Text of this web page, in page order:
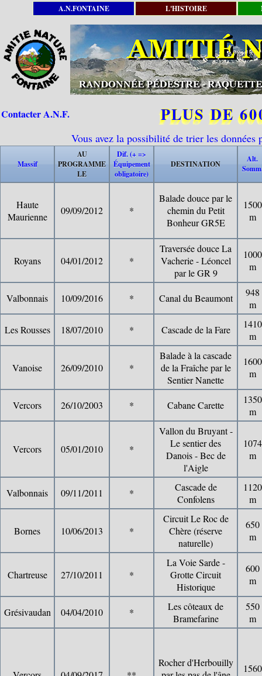
Contacter A.N.F. PLUS DE
Vous avez la possibilité de trier les données
Massif
AU
PROGRAMME
LE
Dif. (+ =>
Équipement
obligatoire)
DESTINATION
Alt.
Haute
Maurienne
09/09/2012 *
Balade douce par le
chemin du Petit
Bonheur GR5E
1500
m
Royans 04/01/2012 *
Traversée douce La
Vacherie - Léoncel
par le GR 9
1000
m
Valbonnais 10/09/2016 * Canal du Beaumont
948
m
Les Rousses 18/07/2010 * Cascade de la Fare
1410
m
Vanoise 26/09/2010 *
Balade à la cascade
de la Fraîche par le
Sentier Nanette
1600
m
Vercors 26/10/2003 * Cabane Carette
1350
m
Vercors 05/01/2010 *
Vallon du Bruyant -
Le sentier des
Danois - Bec de
l'Aigle
1074
m
Valbonnais 09/11/2011 *
Cascade de
Confolens
1120
m
Bornes 10/06/2013 *
Circuit Le Roc de
Chère (réserve
naturelle)
650
m
Chartreuse 27/10/2011 *
La Voie Sarde -
Grotte Circuit
Historique
600
m
Grésivaudan 04/04/2010 *
Les côteaux de
Bramefarine
550
m
Rocher d'Herbouilly
1560
A.N.FONTAINE L'HISTOIRE